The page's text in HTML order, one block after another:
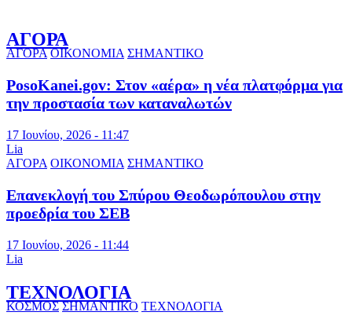
ΑΓΟΡΑ
ΑΓΟΡΑ ΟΙΚΟΝΟΜΙΑ ΣΗΜΑΝΤΙΚΟ
PosoKanei.gov: Στον «αέρα» η νέα πλατφόρμα για
την προστασία των καταναλωτών
17 Ιουνίου, 2026 - 11:47
Lia
ΑΓΟΡΑ ΟΙΚΟΝΟΜΙΑ ΣΗΜΑΝΤΙΚΟ
Επανεκλογή του Σπύρου Θεοδωρόπουλου στην
προεδρία του ΣΕΒ
17 Ιουνίου, 2026 - 11:44
Lia
ΤΕΧΝΟΛΟΓΙΑ
ΚΟΣΜΟΣ ΣΗΜΑΝΤΙΚΟ ΤΕΧΝΟΛΟΓΙΑ